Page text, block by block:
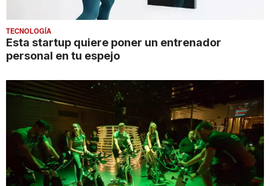
TECNOLOGÍA
Esta startup quiere poner un entrenador
personal en tu espejo